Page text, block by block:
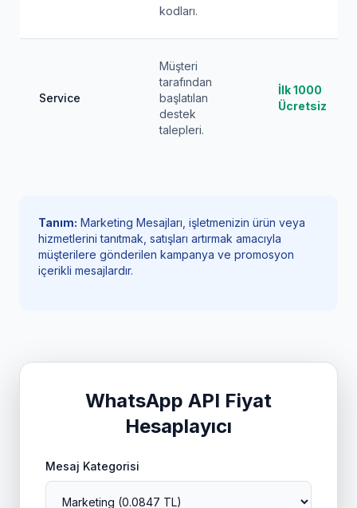
kodları.
Service
Müşteri
tarafından
başlatılan
destek
talepleri.
İlk 1000
Ücretsiz
Tanım: Marketing Mesajları, işletmenizin ürün veya
hizmetlerini tanıtmak, satışları artırmak amacıyla
müşterilere gönderilen kampanya ve promosyon
içerikli mesajlardır.
WhatsApp API Fiyat
Hesaplayıcı
Mesaj Kategorisi